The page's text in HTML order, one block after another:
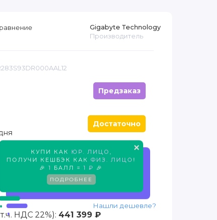
×
КУПИ КАК ЮР. ЛИЦО
ПОЛУЧИ КЕШБЭК КАК ФИЗ. ЛИЦО !
🎉1БАЛЛ =1 ₽ 🎉
ПОДРОБНЕЕ
Gigabyte Technology
Производитель
Предзаказ
Достаточно
Предзаказ
НДС 22%): 441 399 ₽
Нашли дешевле?